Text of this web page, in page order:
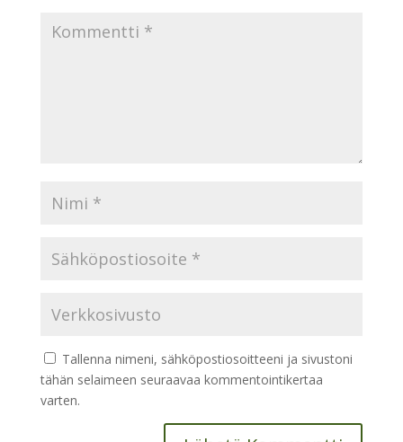
Tallenna nimeni, sähköpostiosoitteeni ja sivustoni
tähän selaimeen seuraavaa kommentointikertaa
varten.